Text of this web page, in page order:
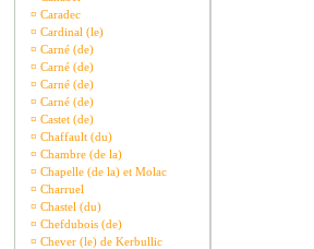
¤ Caradec
¤ Cardinal (le)
¤ Carné (de)
¤ Carné (de)
¤ Carné (de)
¤ Carné (de)
¤ Castet (de)
¤ Chaffault (du)
¤ Chambre (de la)
¤ Chapelle (de la) et Molac
¤ Charruel
¤ Chastel (du)
¤ Chefdubois (de)
¤ Chever (le) de Kerbullic